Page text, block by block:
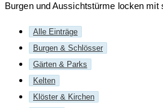
Burgen und Aussichtstürme locken
Alle Einträge
Burgen & Schlösser
Gärten & Parks
Kelten
Klöster & Kirchen